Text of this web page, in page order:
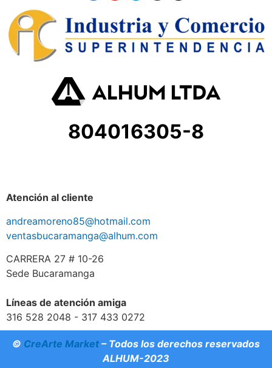
804016305-8
Atención al cliente
andreamoreno85@hotmail.com
ventasbucaramanga@alhum.com
CARRERA 27 # 10-26
Sede Bucaramanga
Líneas de atención amiga
316 528 2048 - 317 433 0272
© CreArte Market – Todos los derechos reservados
ALHUM-2023